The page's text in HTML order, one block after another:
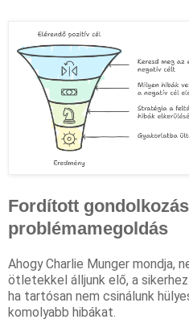
Fordított gondolkozás
problémamegoldás
Ahogy Charlie Munger mondja,
ötletekkel álljunk elő, a
ha tartósan nem csinálunk
komolyabb hibákat.